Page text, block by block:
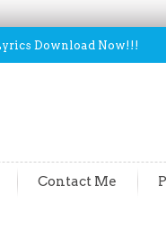
Download Now!!!
Contact Me